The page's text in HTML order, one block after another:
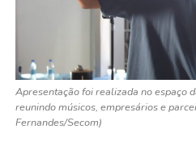
Apresentação foi realizada no espaço
reunindo músicos, empresários e
Fernandes/Secom)